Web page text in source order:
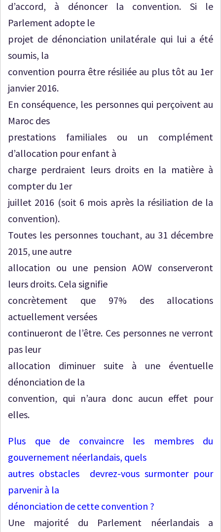
d’accord, à dénoncer la convention. Si le
Parlement adopte le
projet de dénonciation unilatérale qui lui a été
soumis, la
convention pourra être résiliée au plus tôt au 1er
janvier 2016.
En conséquence, les personnes qui perçoivent au
Maroc des
prestations familiales ou un complément
d’allocation pour enfant à
charge perdraient leurs droits en la matière à
compter du 1er
juillet 2016 (soit 6 mois après la résiliation de la
convention).
Toutes les personnes touchant, au 31 décembre
2015, une autre
allocation ou une pension AOW conserveront
leurs droits. Cela signifie
concrètement que 97% des allocations
actuellement versées
continueront de l’être. Ces personnes ne verront
pas leur
allocation diminuer suite à une éventuelle
dénonciation de la
convention, qui n’aura donc aucun effet pour
elles.
Plus que de convaincre les membres du
gouvernement néerlandais, quels
autres obstacles devrez-vous surmonter pour
parvenir à la
dénonciation de cette convention ?
Une majorité du Parlement néerlandais a